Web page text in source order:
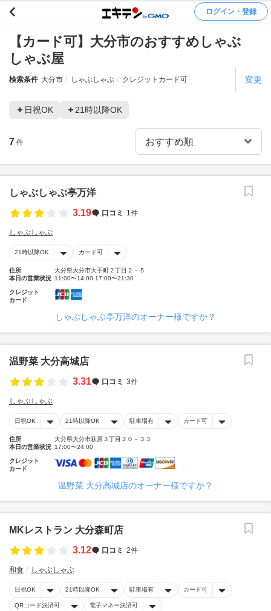
ログイン・登録
【カード可】大分市のおすすめしゃぶ
しゃぶ屋
検索条件 大分市 しゃぶしゃぶ クレジットカード可 変更
日祝OK 21時以降OK
7 件
しゃぶしゃぶ亭万洋
3.19
口コミ 1件
しゃぶしゃぶ
21時以降OK カード可
住所
大分県大分市大手町２丁目２－５
本日の営業状況 11:00〜14:00 17:00〜21:30
クレジット
カード
しゃぶしゃぶ亭万洋のオーナー様ですか？
温野菜 大分高城店
3.31
口コミ 3件
しゃぶしゃぶ
日祝OK 21時以降OK 駐車場有 カード可
住所
大分県大分市萩原３丁目２０－３３
本日の営業状況 17:00〜24:00
クレジット
カード
温野菜 大分高城店のオーナー様ですか？
MKレストラン 大分森町店
3.12
口コミ 2件
和食 しゃぶしゃぶ
日祝OK 21時以降OK 駐車場有 カード可
QRコード決済可 電子マネー決済可